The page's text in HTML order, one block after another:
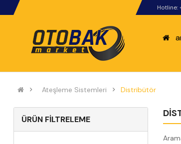
Hotline:
Ateşleme Sistemleri Distribütör
ÜRÜN FILTRELEME